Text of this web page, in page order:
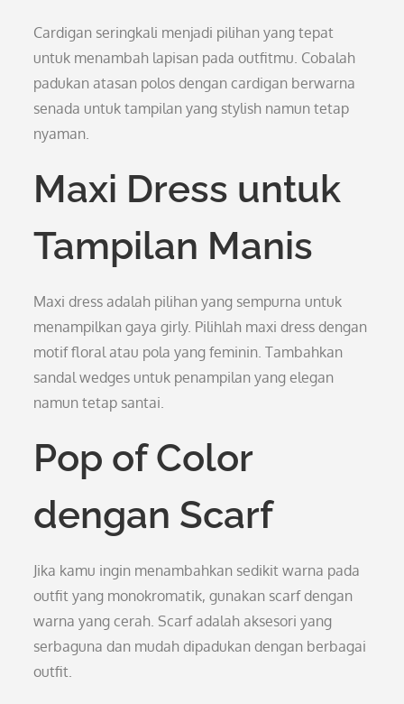
Cardigan seringkali menjadi pilihan yang tepat
untuk menambah lapisan pada outfitmu. Cobalah
padukan atasan polos dengan cardigan berwarna
senada untuk tampilan yang stylish namun tetap
nyaman.
Maxi Dress untuk
Tampilan Manis
Maxi dress adalah pilihan yang sempurna untuk
menampilkan gaya girly. Pilihlah maxi dress dengan
motif floral atau pola yang feminin. Tambahkan
sandal wedges untuk penampilan yang elegan
namun tetap santai.
Pop of Color
dengan Scarf
Jika kamu ingin menambahkan sedikit warna pada
outfit yang monokromatik, gunakan scarf dengan
warna yang cerah. Scarf adalah aksesori yang
serbaguna dan mudah dipadukan dengan berbagai
outfit.